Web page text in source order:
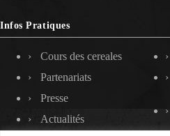
Infos Pratiques
Cours des cereales
Partenariats
Presse
Actualités